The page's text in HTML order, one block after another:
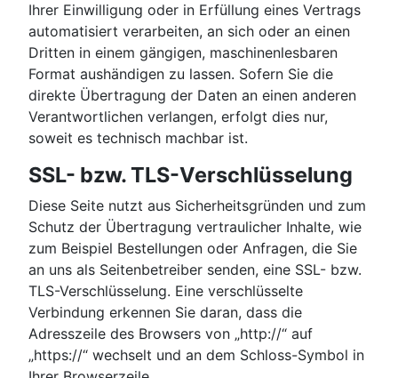
Ihrer Einwilligung oder in Erfüllung eines Vertrags
automatisiert verarbeiten, an sich oder an einen
Dritten in einem gängigen, maschinenlesbaren
Format aushändigen zu lassen. Sofern Sie die
direkte Übertragung der Daten an einen anderen
Verantwortlichen verlangen, erfolgt dies nur,
soweit es technisch machbar ist.
SSL- bzw. TLS-Verschlüsselung
Diese Seite nutzt aus Sicherheitsgründen und zum
Schutz der Übertragung vertraulicher Inhalte, wie
zum Beispiel Bestellungen oder Anfragen, die Sie
an uns als Seitenbetreiber senden, eine SSL- bzw.
TLS-Verschlüsselung. Eine verschlüsselte
Verbindung erkennen Sie daran, dass die
Adresszeile des Browsers von „http://“ auf
„https://“ wechselt und an dem Schloss-Symbol in